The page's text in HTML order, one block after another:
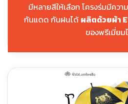
มีหลายสีให้เลือก โครงร่มมีควา
กันแดด กันฝนได้ ผลิตด้วยผ้า
ของพรีเมี่ยม